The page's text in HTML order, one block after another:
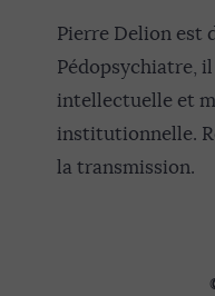
Pierre Delion est
Pédopsychiatre,
intellectuelle et
institutionnelle.
la transmission.